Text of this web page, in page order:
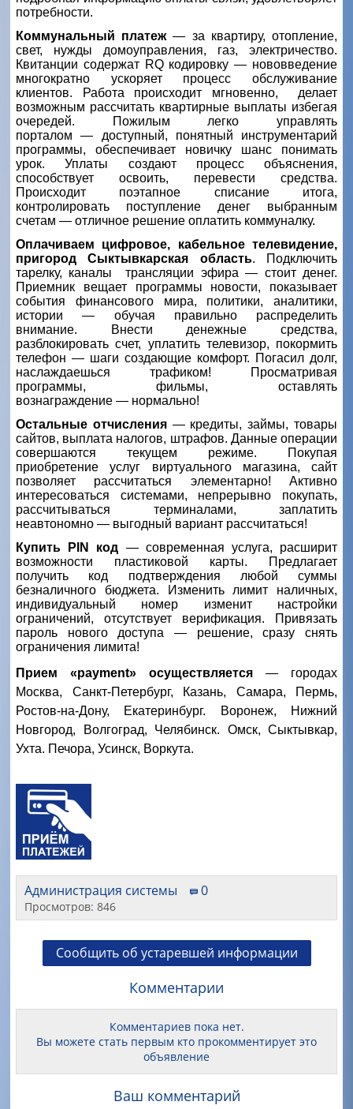
потребности.
Коммунальный платеж — за квартиру, отопление,
свет, нужды домоуправления, газ, электричество.
Квитанции содержат RQкодировку— нововведение
многократно ускоряет процесс обслуживание
клиентов. Работа происходит мгновенно, делает
возможным рассчитать квартирные выплаты избегая
очередей. Пожилым легко управлять
порталом— доступный, понятный инструментарий
программы, обеспечивает новичку шанс понимать
урок. Уплаты создают процесс объяснения,
способствует освоить, перевести средства.
Происходит поэтапное списание итога,
контролировать поступление денег выбранным
счетам — отличное решение оплатить коммуналку.
Оплачиваем цифровое, кабельное телевидение,
пригород Сыктывкарская область. Подключить
тарелку, каналы трансляции эфира— стоит денег.
Приемник вещает программы новости, показывает
события финансового мира, политики, аналитики,
истории— обучая правильно распределить
внимание. Внести денежные средства,
разблокировать счет, уплатить телевизор, покормить
телефон — шаги создающие комфорт. Погасил долг,
наслаждаешься трафиком! Просматривая
программы, фильмы, оставлять
вознаграждение — нормально!
Остальные отчисления —кредиты, займы, товары
сайтов, выплата налогов, штрафов. Данные операции
совершаются текущем режиме. Покупая
приобретение услуг виртуального магазина, сайт
позволяет рассчитаться элементарно! Активно
интересоваться системами, непрерывно покупать,
рассчитываться терминалами, заплатить
неавтономно — выгодный вариант рассчитаться!
Купить
PIN код —современная услуга, расширит
возможности пластиковой карты. Предлагает
получить код подтверждения любой суммы
безналичного бюджета. Изменить лимит наличных,
индивидуальный номер изменит настройки
ограничений, отсутствует верификация. Привязать
пароль нового доступа — решение, сразу снять
ограничения лимита!
Прием «payment» осуществляется
— городах
Москва, Санкт-Петербург, Казань, Самара, Пермь,
Ростов-на-Дону, Екатеринбург. Воронеж, Нижний
Новгород, Волгоград, Челябинск. Омск, Сыктывкар,
Ухта. Печора, Усинск, Воркута.
Администрация системы 0
Просмотров: 846
Сообщить об устаревшей информации
Комментарии
Комментариев пока нет.
Вы можете стать первым кто прокомментирует это
объявление
Ваш комментарий